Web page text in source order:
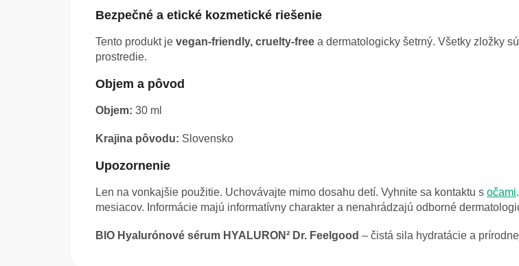
Bezpečné a etické kozmetické riešenie
Tento produkt je vegan-friendly, cruelty-free a dermatologicky šetrný. Všetky zložky
prostredie.
Objem a pôvod
Objem: 30 ml
Krajina pôvodu: Slovensko
Upozornenie
Len na vonkajšie použitie. Uchovávajte mimo dosahu detí. Vyhnite sa kontaktu s očami
mesiacov. Informácie majú informatívny charakter a nenahrádzajú odborné
BIO Hyalurónové sérum HYALURON² Dr. Feelgood – čistá sila hydratácie a